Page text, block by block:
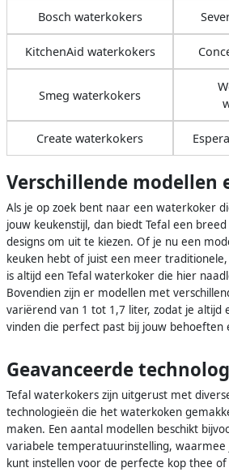
Bosch waterkokers
KitchenAid waterkokers
Smeg waterkokers
Create waterkokers
Verschillende modellen
Als je op zoek bent naar een waterkoker
jouw keukenstijl, dan biedt Tefal een
designs om uit te kiezen. Of je nu een
keuken hebt of juist een meer
is altijd een Tefal waterkoker die hier
Bovendien zijn er modellen met
variërend van 1 tot 1,7 liter, zodat je altijd
vinden die perfect past bij jouw behoeften
Geavanceerde
Tefal waterkokers zijn uitgerust met
technologieën die het waterkoken
maken. Een aantal modellen beschikt
variabele temperatuurinstelling,
kunt instellen voor de perfecte kop thee